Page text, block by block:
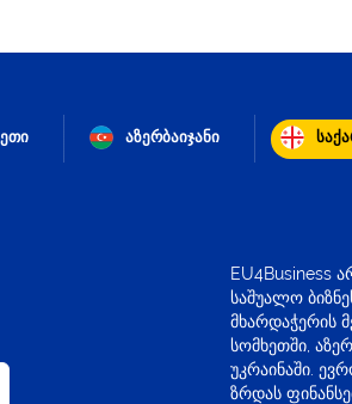
აზერბაიჯანი
EU4Business
საშუალო
მხარდაჭერის
სომხეთში,
უკრაინაში.
ზრდას